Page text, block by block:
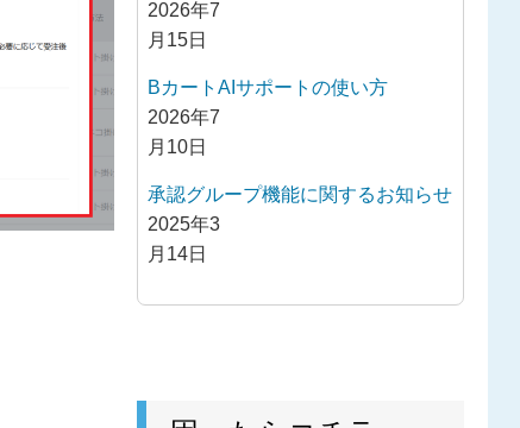
2026年7
月15日
BカートAIサポートの使い方
2026年7
月10日
承認グループ機能に関するお知らせ
2025年3
月14日